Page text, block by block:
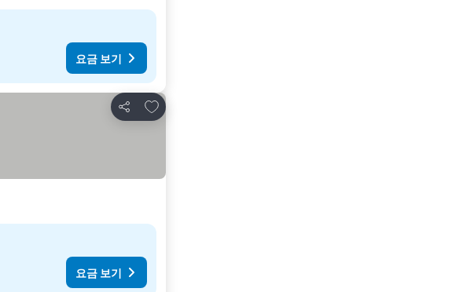
요금 보기
공유
즐겨찾기에 추가
요금 보기